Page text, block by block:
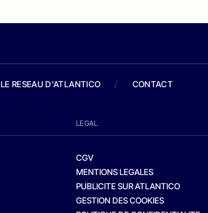
LE RESEAU D'ATLANTICO / CONTACT
LEGAL
CGV
MENTIONS LEGALES
PUBLICITE SUR ATLANTICO
GESTION DES COOKIES